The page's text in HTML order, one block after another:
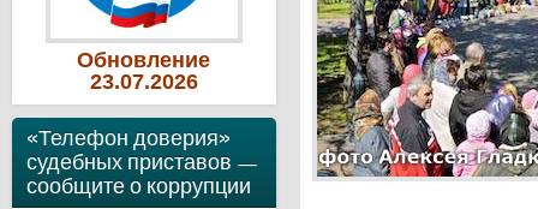
Обновление
23.07.2026
«Телефон доверия»
судебных приставов —
сообщите о коррупции